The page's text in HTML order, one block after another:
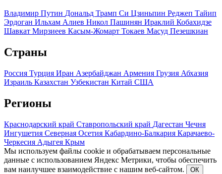
Владимир Путин Дональд Трамп Си Цзиньпин Реджеп Тайип
Эрдоган Ильхам Алиев Никол Пашинян Ираклий Кобахидзе
Шавкат Мирзиеев Касым-Жомарт Токаев Масуд Пезешкиан
Страны
Россия Турция Иран Азербайджан Армения Грузия Абхазия
Израиль Казахстан Узбекистан Китай США
Регионы
Краснодарский край Ставропольский край Дагестан Чечня
Ингушетия Северная Осетия Кабардино-Балкария Карачаево-
Черкесия Адыгея Крым
Мы используем файлы cookie и обрабатываем персональные
данные с использованием Яндекс Метрики, чтобы обеспечить
вам наилучшее взаимодействие с нашим веб-сайтом.
ОК